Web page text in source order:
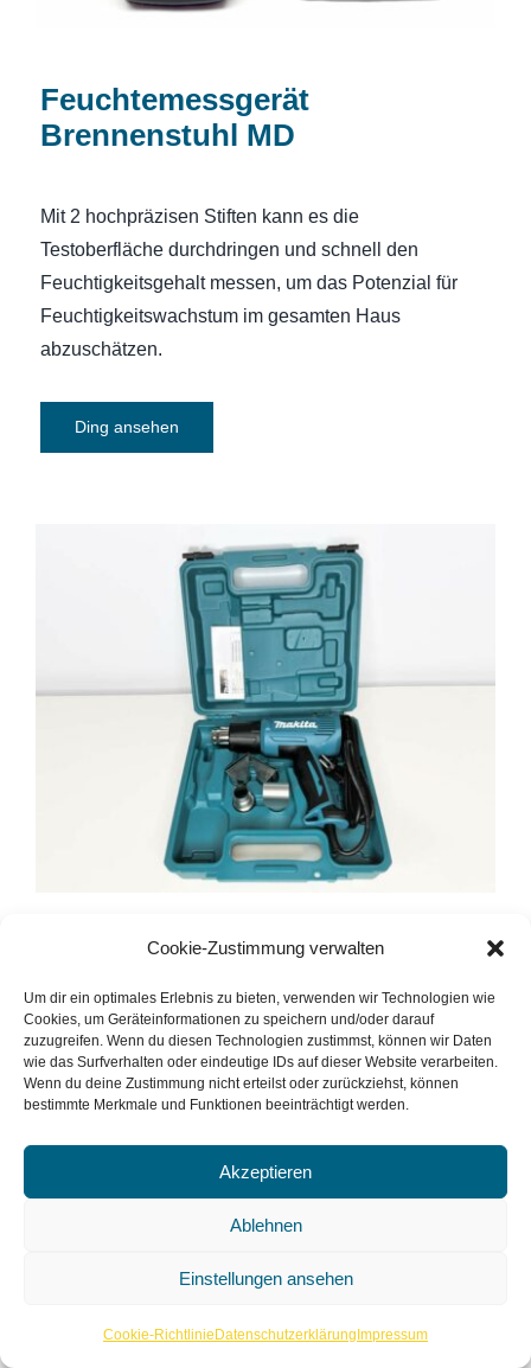
Cookie-Zustimmung verwalten
Um dir ein optimales Erlebnis zu bieten, verwenden wir Technologien wie
Cookies, um Geräteinformationen zu speichern und/oder darauf
zuzugreifen. Wenn du diesen Technologien zustimmst, können wir Daten
wie das Surfverhalten oder eindeutige IDs auf dieser Website verarbeiten.
Wenn du deine Zustimmung nicht erteilst oder zurückziehst, können
bestimmte Merkmale und Funktionen beeinträchtigt werden.
Akzeptieren
Ablehnen
Einstellungen ansehen
Cookie-Richtlinie Datenschutzerklärung Impressum
Feuchtemessgerät
Brennenstuhl MD
Mit 2 hochpräzisen Stiften kann es die
Testoberfläche durchdringen und schnell den
Feuchtigkeitsgehalt messen, um das Potenzial für
Feuchtigkeitswachstum im gesamten Haus
abzuschätzen.
Ding ansehen
Heißluftgebläse Kit Makita HG5030K
1600 W
Heißluftgebläse Kit Makita
HG5030K 1600 W
Ein Heißluftgebläse kann nicht nur zum Trocknen,
Auftauen von Türschlössern, Entfernen alter Lacke,
Aufbringen von Kantenumleimern und Schrumpfen
von Schrumpfschläuchen verwendet werden,